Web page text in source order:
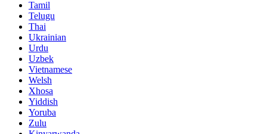
Tamil
Telugu
Thai
Ukrainian
Urdu
Uzbek
Vietnamese
Welsh
Xhosa
Yiddish
Yoruba
Zulu